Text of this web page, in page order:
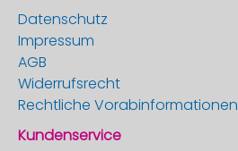
Datenschutz
Impressum
AGB
Widerrufsrecht
Rechtliche Vorabinformationen
Kundenservice